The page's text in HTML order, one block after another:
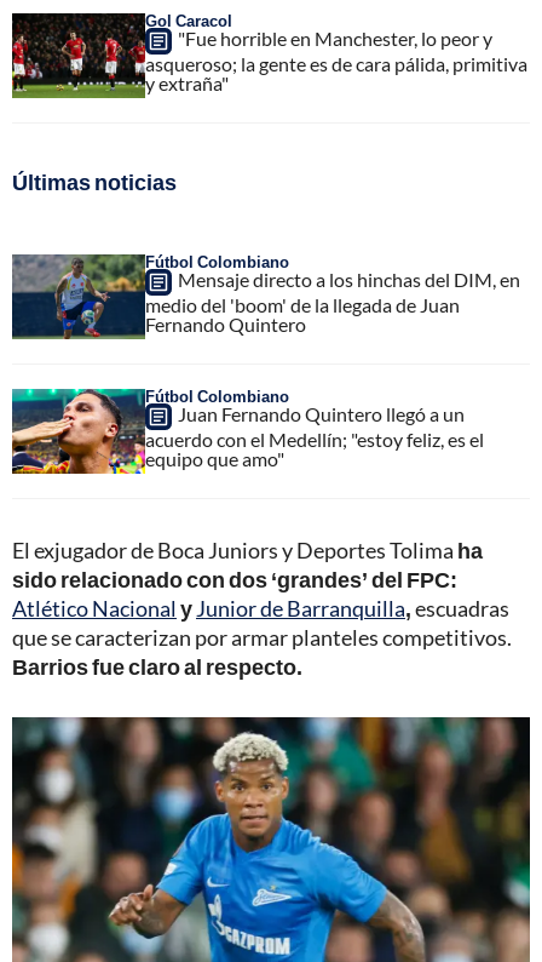
Gol Caracol
"Fue horrible en Manchester, lo peor y
asqueroso; la gente es de cara pálida, primitiva
y extraña"
Últimas noticias
Fútbol Colombiano
Mensaje directo a los hinchas del DIM, en
medio del 'boom' de la llegada de Juan
Fernando Quintero
Fútbol Colombiano
Juan Fernando Quintero llegó a un
acuerdo con el Medellín; "estoy feliz, es el
equipo que amo"
El exjugador de Boca Juniors y Deportes Tolima ha
sido relacionado con dos ‘grandes’ del FPC:
Atlético NacionalyJunior de Barranquilla,escuadras
que se caracterizan por armar planteles competitivos.
Barrios fue claro al respecto.